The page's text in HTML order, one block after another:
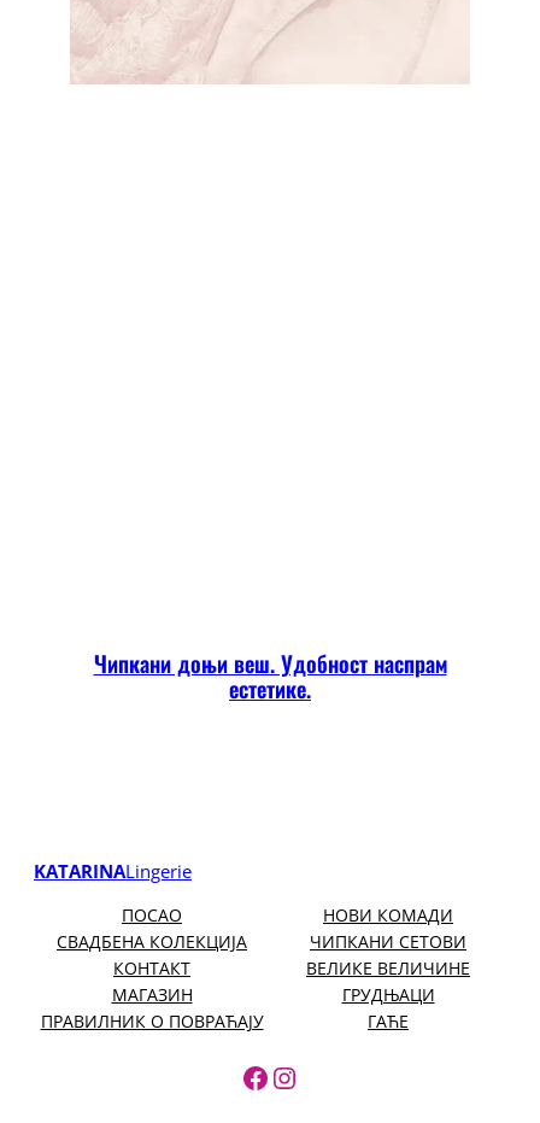
Чипкани доњи веш. Удобност наспрам
естетике.
KATARINALingerie
ПОСАО
СВАДБЕНА КОЛЕКЦИЈА
КОНТАКТ
МАГАЗИН
ПРАВИЛНИК О ПОВРАЋАЈУ
НОВИ КОМАДИ
ЧИПКАНИ СЕТОВИ
ВЕЛИКЕ ВЕЛИЧИНЕ
ГРУДЊАЦИ
ГАЋЕ
https://
https://